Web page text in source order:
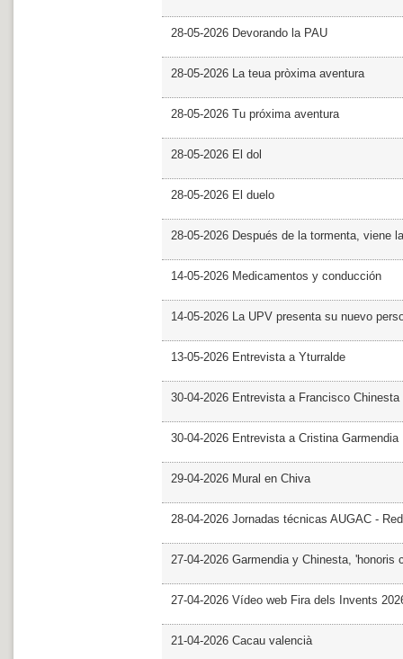
28-05-2026 Devorando la PAU
28-05-2026 La teua pròxima aventura
28-05-2026 Tu próxima aventura
28-05-2026 El dol
28-05-2026 El duelo
28-05-2026 Después de la tormenta, viene
14-05-2026 Medicamentos y conducción
14-05-2026 La UPV presenta su nuevo
13-05-2026 Entrevista a Yturralde
30-04-2026 Entrevista a Francisco Chinesta
30-04-2026 Entrevista a Cristina Garmendia
29-04-2026 Mural en Chiva
28-04-2026 Jornadas técnicas AUGAC -
27-04-2026 Garmendia y Chinesta, 'honoris
27-04-2026 Vídeo web Fira dels Invents
21-04-2026 Cacau valencià